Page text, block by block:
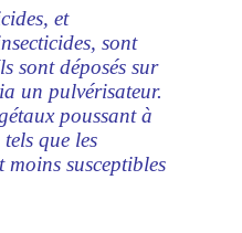
et
sont
sont déposés sur
un pulvérisateur.
poussant à
que les
moins susceptibles